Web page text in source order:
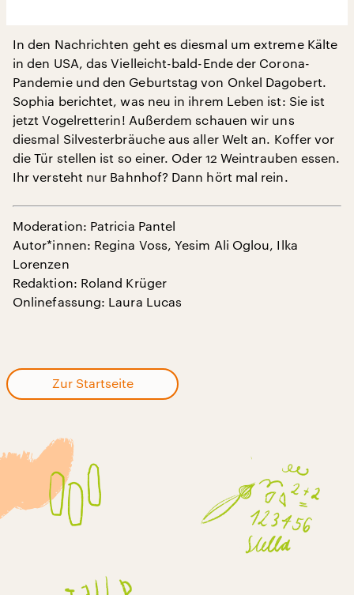
In den Nachrichten geht es diesmal um extreme Kälte
in den USA, das Vielleicht-bald-Ende der Corona-
Pandemie und den Geburtstag von Onkel Dagobert.
Sophia berichtet, was neu in ihrem Leben ist: Sie ist
jetzt Vogelretterin! Außerdem schauen wir uns
diesmal Silvesterbräuche aus aller Welt an. Koffer vor
die Tür stellen ist so einer. Oder 12 Weintrauben essen.
Ihr versteht nur Bahnhof? Dann hört mal rein.
Moderation: Patricia Pantel
Autor*innen: Regina Voss, Yesim Ali Oglou, Ilka
Lorenzen
Redaktion: Roland Krüger
Onlinefassung: Laura Lucas
Zur Startseite